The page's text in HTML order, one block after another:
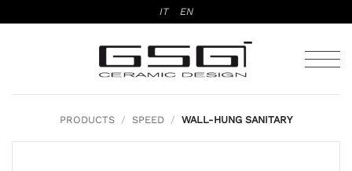
to
IT EN
PRODUCTS / SPEED / WALL-HUNG SANITARY